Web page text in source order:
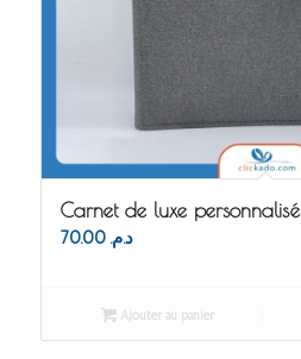
Carnet de luxe personnalisé
د.م. 70.00
Ajouter au panier